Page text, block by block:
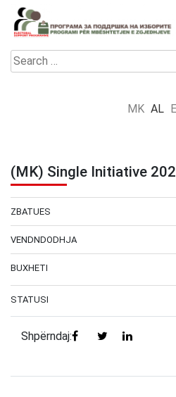
Skip
content
Electoral Support Programme
Electoral Support Programme
Search
for:
MK AL
(MK) Single Initiative
ZBATUES
VENDNDODHJA
BUXHETI
STATUSI
Shpërndaj: